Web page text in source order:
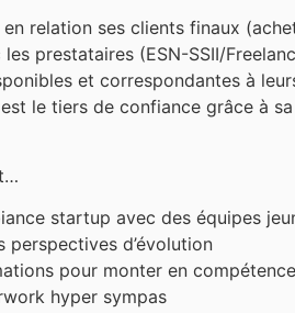
relation ses clients finaux
les prestataires (ESN-SSII/
et correspondantes à
le tiers de confiance grâce à
startup avec des équipes
perspectives d’évolution
pour monter en
hyper sympas